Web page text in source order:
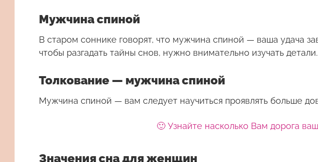
Мужчина спиной
В старом соннике говорят, что мужчина спиной — ваша удача
чтобы разгадать тайны снов, нужно внимательно изучать детали.
Толкование — мужчина спиной
Мужчина спиной — вам следует научиться проявлять больше
🙂 Узнайте насколько Вам дорога
Значения сна для женщин